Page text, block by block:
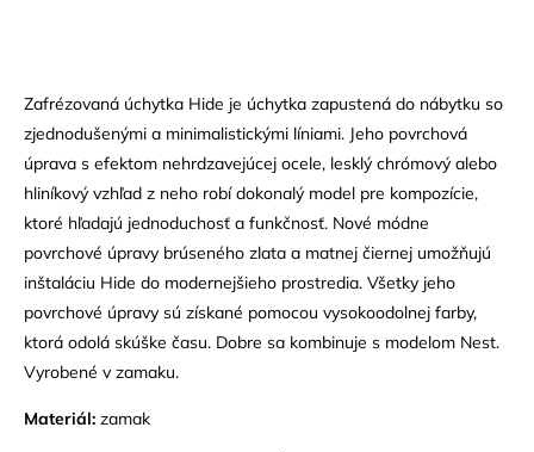
Zafrézovaná úchytka Hide je úchytka zapustená do nábytku so
zjednodušenými a minimalistickými líniami. Jeho povrchová
úprava s efektom nehrdzavejúcej ocele, lesklý chrómový alebo
hliníkový vzhľad z neho robí dokonalý model pre kompozície,
ktoré hľadajú jednoduchosť a funkčnosť. Nové módne
povrchové úpravy brúseného zlata a matnej čiernej umožňujú
inštaláciu Hide do modernejšieho prostredia. Všetky jeho
povrchové úpravy sú získané pomocou vysokoodolnej farby,
ktorá odolá skúške času. Dobre sa kombinuje s modelom Nest.
Vyrobené v zamaku.
Materiál: zamak